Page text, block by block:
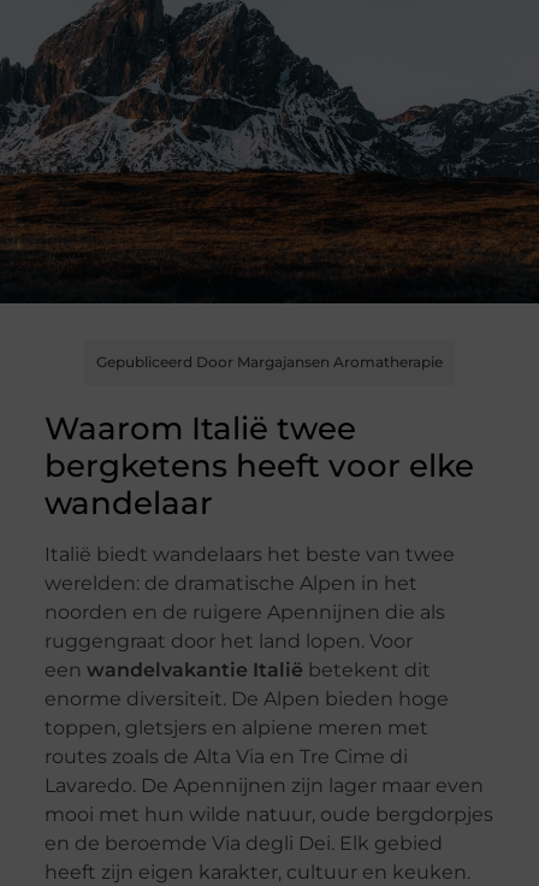
Gepubliceerd Door Margajansen Aromatherapie
Waarom Italië twee
bergketens heeft voor elke
wandelaar
Italië biedt wandelaars het beste van twee
werelden: de dramatische Alpen in het
noorden en de ruigere Apennijnen die als
ruggengraat door het land lopen. Voor
een wandelvakantie Italië betekent dit
enorme diversiteit. De Alpen bieden hoge
toppen, gletsjers en alpiene meren met
routes zoals de Alta Via en Tre Cime di
Lavaredo. De Apennijnen zijn lager maar even
mooi met hun wilde natuur, oude bergdorpjes
en de beroemde Via degli Dei. Elk gebied
heeft zijn eigen karakter, cultuur en keuken.